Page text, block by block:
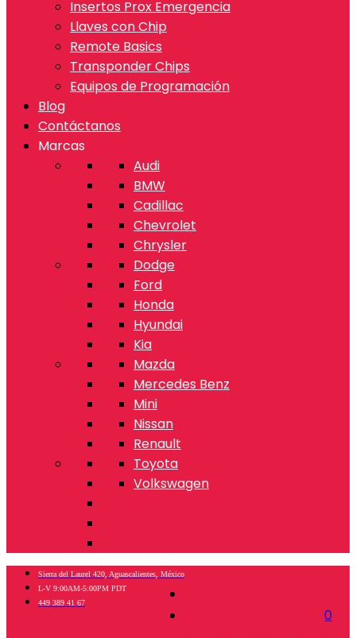
Insertos Prox Emergencia
Llaves con Chip
Remote Basics
Transponder Chips
Equipos de Programación
Blog
Contáctanos
Marcas
Audi
BMW
Cadillac
Chevrolet
Chrysler
Dodge
Ford
Honda
Hyundai
Kia
Mazda
Mercedes Benz
Mini
Nissan
Renault
Toyota
Volkswagen
0
Sierra del Laurel 420, Aguascalientes, México
L-V 9:00AM-5:00PM PDT
449 389 41 67